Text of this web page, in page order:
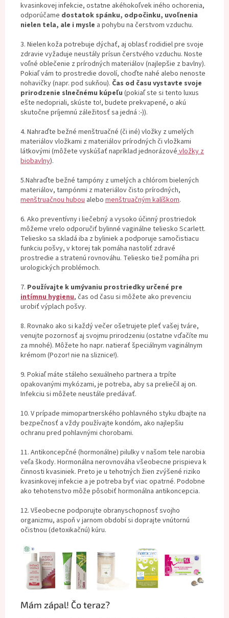
kvasinkovej infekcie, ostatne akéhokoľvek iného ochorenia,
odporúčame dostatok spánku, odpočinku, uvoľnenia
nielen tela, ale i mysle a pohybu na čerstvom vzduchu.
3. Nielen koža potrebuje dýchať, aj oblasť rodidiel pre svoje
zdravie vyžaduje neustály prísun čerstvého vzduchu. Noste
voľné oblečenie z prírodných materiálov (najlepšie z bavlny).
Pokiaľ vám to prostredie dovolí, choďte nahé alebo nenoste
nohavičky (napr. pod sukňou). Čas od času vystavte svoje
prirodzenie slnečnému kúpeľu (pokiaľ ste si tento luxus
ešte nedopriali, skúste to!, budete prekvapené, o akú
skutočne príjemnú záležitosť sa jedná :-)).
4. Nahraďte bežné menštruačné (či iné) vložky z umelých
materiálov vložkami z materiálov prírodných či vložkami
látkovými (môžete vyskúšať napríklad jednorázové vložky z
biobavlny).
5.Nahraďte bežné tampóny z umelých a chlórom bielených
materiálov, tampónmi z materiálov čisto prírodných,
menštruačnou hubou alebo menštruačným kalíškom.
6. Ako preventívny i liečebný a vysoko účinný prostriedok
môžeme vrelo odporučiť bylinné vaginálne teliesko Scarlett.
Teliesko sa skladá iba z byliniek a podporuje samočistiacu
funkciu pošvy, v ktorej tak pomáha nastoliť zdravé
prostredie a stratenú rovnováhu. Teliesko tiež pomáha pri
urologických problémoch.
7. Používajte k umývaniu prostriedky určené pre
intímnu hygienu, čas od času si môžete ako prevenciu
urobiť výplach pošvy.
8. Rovnako ako si každý večer ošetrujete pleť vašej tváre,
venujte pozornosť aj svojmu prirodzeniu (ostatne vďačíte mu
za mnohé). Môžete ho napr. natierať špeciálnym vaginálnym
krémom (Pozor! nie na sliznice!).
9. Pokiaľ máte stáleho sexuálneho partnera a trpíte
opakovanými mykózami, je potreba, aby sa preliečil aj on.
Infekciu si môžete neustále predávať.
10. V prípade mimopartnerského pohlavného styku dbajte na
bezpečnosť a vždy používajte kondóm, ako najlepšiu
ochranu pred pohlavnými chorobami.
11. Antikoncepčné (hormonálne) pilulky v našom tele narobia
veľa škody. Hormonálna nerovnováha všeobecne prispieva k
činnosti kvasiniek. Preto je u tehotných žien zvýšené riziko
kvasinkovej infekcie a je potreba byť viac opatrné. Podobne
ako tehotenstvo môže pôsobiť hormonálna antikoncepcia.
12. Všeobecne podporujte obranyschopnosť svojho
organizmu, aspoň v jarnom období si doprajte vnútornú
očistnou (detoxikačnú) kúru.
Mám zápal! Čo teraz?